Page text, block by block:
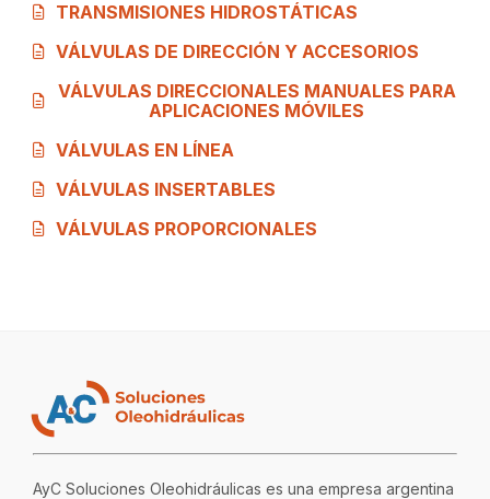
TRANSMISIONES HIDROSTÁTICAS
VÁLVULAS DE DIRECCIÓN Y ACCESORIOS
VÁLVULAS DIRECCIONALES MANUALES PARA
APLICACIONES MÓVILES
VÁLVULAS EN LÍNEA
VÁLVULAS INSERTABLES
VÁLVULAS PROPORCIONALES
AyC Soluciones Oleohidráulicas es una empresa argentina